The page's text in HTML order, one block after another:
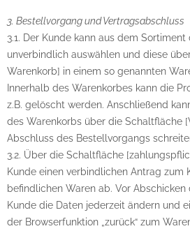
3. Bestellvorgang und Vertragsabschluss
3.1. Der Kunde kann aus dem
unverbindlich auswählen und diese
Warenkorb] in einem so genannten
Innerhalb des Warenkorbes kann die
z.B. gelöscht werden. Anschließend
des Warenkorbs über die Schaltfläche
Abschluss des Bestellvorgangs
3.2. Über die Schaltfläche
Kunde einen verbindlichen Antrag zum
befindlichen Waren ab. Vor
Kunde die Daten jederzeit ändern und
der Browserfunktion „zurück“ zum